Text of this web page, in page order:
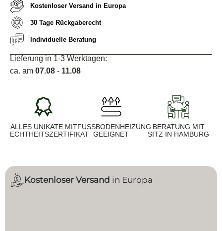
Kostenloser Versand in Europa
30 Tage Rückgaberecht
Individuelle Beratung
Lieferung in 1-3 Werktagen:
ca. am 07.08 - 11.08
ALLES UNIKATE MIT
ECHTHEITSZERTIFIKAT
FUSSBODENHEIZUNG G
EEIGNET
BERATUNG MIT
SITZ IN HAMBURG
Kostenloser Versand in Europa